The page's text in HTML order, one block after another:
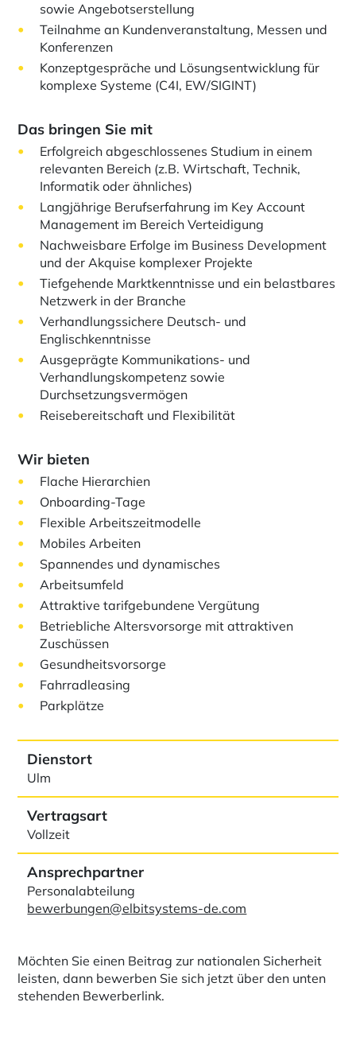
sowie Angebotserstellung
Teilnahme an Kundenveranstaltung, Messen und
Konferenzen
Konzeptgespräche und Lösungsentwicklung für
komplexe Systeme (C4I, EW/SIGINT)
Das bringen Sie mit
Erfolgreich abgeschlossenes Studium in einem
relevanten Bereich (z.B. Wirtschaft, Technik,
Informatik oder ähnliches)
Langjährige Berufserfahrung im Key Account
Management im Bereich Verteidigung
Nachweisbare Erfolge im Business Development
und der Akquise komplexer Projekte
Tiefgehende Marktkenntnisse und ein belastbares
Netzwerk in der Branche
Verhandlungssichere Deutsch- und
Englischkenntnisse
Ausgeprägte Kommunikations- und
Verhandlungskompetenz sowie
Durchsetzungsvermögen
Reisebereitschaft und Flexibilität
Wir bieten
Flache Hierarchien
Onboarding-Tage
Flexible Arbeitszeitmodelle
Mobiles Arbeiten
Spannendes und dynamisches
Arbeitsumfeld
Attraktive tarifgebundene Vergütung
Betriebliche Altersvorsorge mit attraktiven
Zuschüssen
Gesundheitsvorsorge
Fahrradleasing
Parkplätze
Dienstort
Ulm
Vertragsart
Vollzeit
Ansprechpartner
Personalabteilung
bewerbungen@elbitsystems-de.com
Möchten Sie einen Beitrag zur nationalen Sicherheit
leisten, dann bewerben Sie sich jetzt über den unten
stehenden Bewerberlink.